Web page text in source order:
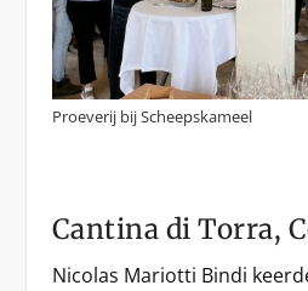
Proeverij bij Scheepskameel
Cantina di Torra,
Nicolas Mariotti Bindi